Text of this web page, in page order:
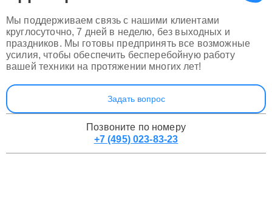
Мы поддерживаем связь с нашими клиентами
круглосуточно, 7 дней в неделю, без выходных и
праздников. Мы готовы предпринять все возможные
усилия, чтобы обеспечить бесперебойную работу
вашей техники на протяжении многих лет!
Задать вопрос
Позвоните по номеру
+7 (495) 023-83-23